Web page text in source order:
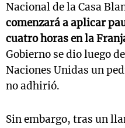
Nacional de la Casa
comenzará a aplicar
cuatro horas en la
Gobierno se dio luego
Naciones Unidas un
no adhirió.
Sin embargo, tras un